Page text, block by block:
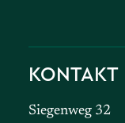
KONTAKT
Siegenweg 32